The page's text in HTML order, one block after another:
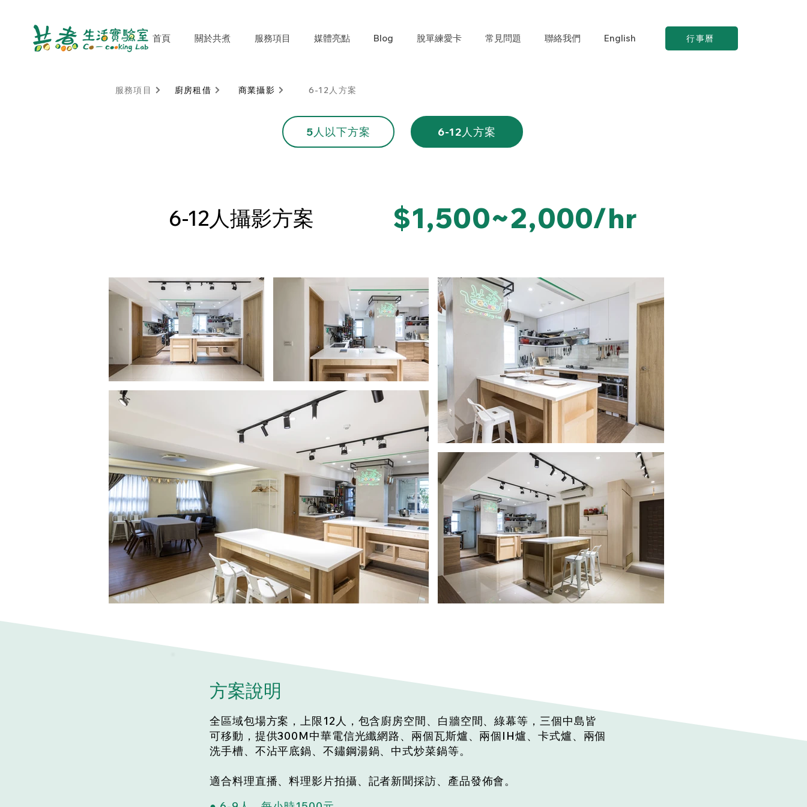
首頁 關於共煮 服務項目 媒體亮點 Blog 脫單練愛卡 常見問題 聯絡我們 English 行事曆
服務項目 廚房租借 商業攝影 6-12人方案
5人以下方案 6-12人方案
6-12人攝影方案 $1,500~2,000/hr
方案說明
全區域包場方案，上限12人，包含廚房空間、白牆空間、綠幕等，三個中島皆
可移動，提供300M中華電信光纖網路、兩個瓦斯爐、兩個IH爐、卡式爐、兩個
洗手槽、不沾平底鍋、不鏽鋼湯鍋、中式炒菜鍋等。
適合料理直播、料理影片拍攝、記者新聞採訪、產品發佈會。